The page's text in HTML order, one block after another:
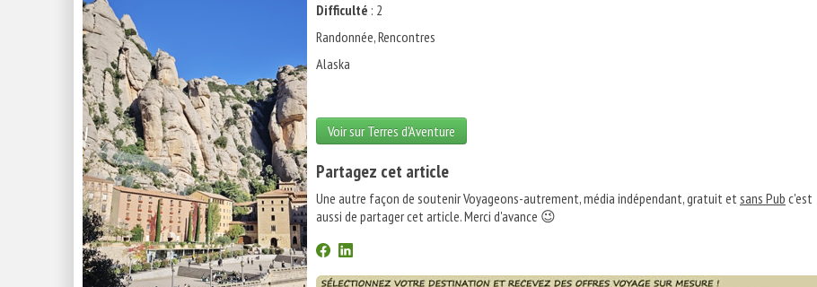
Difficulté : 2
Randonnée, Rencontres
Alaska
Voir sur Terres d'Aventure
Partagez cet article
Une autre façon de soutenir Voyageons-autrement, média indépendant, gratuit etsans Pub c'est
aussi de partager cet article. Merci d'avance 😉